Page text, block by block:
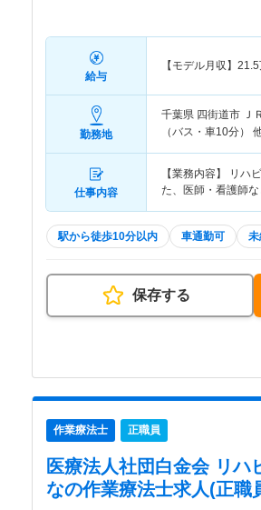
給与
【モデル月収】 21.5
勤務地
千葉県 四街道市 Ｊ
（バス・車10分）
仕事内容
【業務内容】 リハ
た、医師・看護師
駅から徒歩10分以内 車通勤可
保存する
作業療法士 正職員
医療法人社団白金会 リハ
なの作業療法士求人(正職